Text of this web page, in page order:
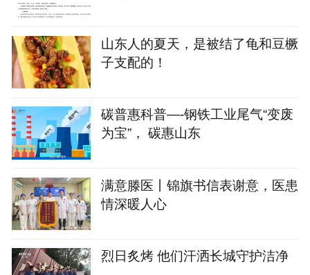
山东人的夏天，是被结了龟和豆橛
子支配的！
碳普惠科普—-钢铁工业尾气“变废
为宝”， 碳惠山东
满意滕医丨锦旗书信表谢意，医患
情深暖人心
烈日炙烤 他们汗洒长城守护洁净